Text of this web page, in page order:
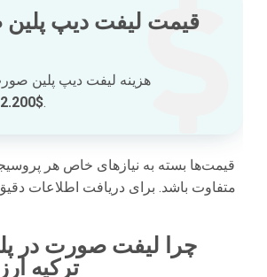
قیمت لیفت دیپ
هزینه لیفت دیپ پلین
$2.200-$7.200.است.
متفاوت باشد. برای دریافت اطلاعات
چرا لیفت صورت در
ترکیه